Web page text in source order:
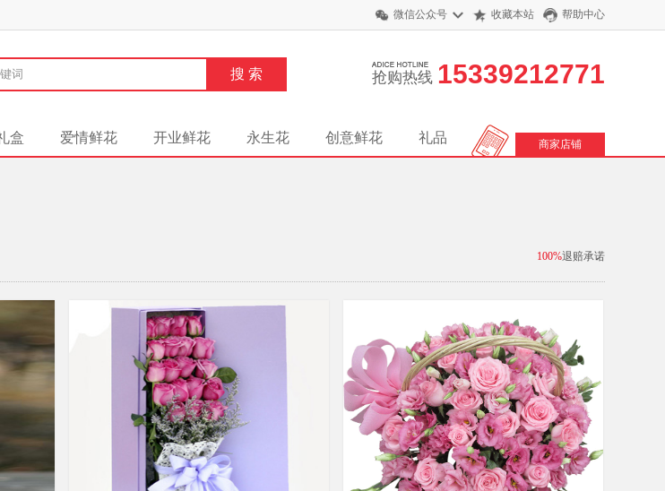
微信公众号 收藏本站 帮助中心
抢购热线 15339212771
盒 爱情鲜花 开业鲜花 永生花 创意鲜花 礼品 商家店铺
100%退赔承诺